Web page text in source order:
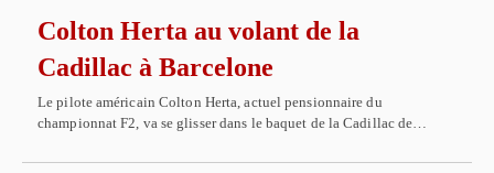
Colton Herta au volant de la
Cadillac à Barcelone
Le pilote américain Colton Herta, actuel pensionnaire du
championnat F2, va se glisser dans le baquet de la Cadillac de…